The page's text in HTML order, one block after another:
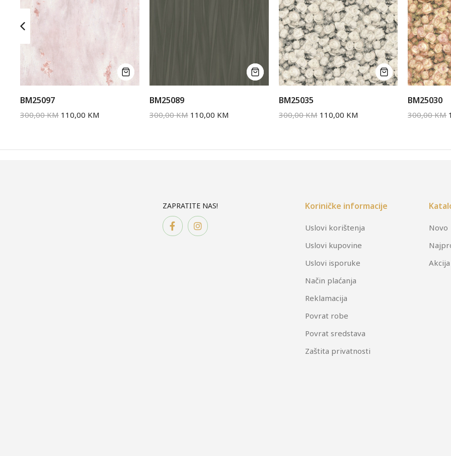
BM25097
300,00KM 110,00 KM
BM25089
300,00KM 110,00 KM
BM25035
300,00KM 110,00 KM
BM25030
300,00KM
ZAPRATITE NAS! Koriničke informacije
Uslovi korištenja
Uslovi kupovine
Uslovi isporuke
Način plaćanja
Reklamacija
Povrat robe
Povrat sredstava
Zaštita privatnosti
Novo
Akcija